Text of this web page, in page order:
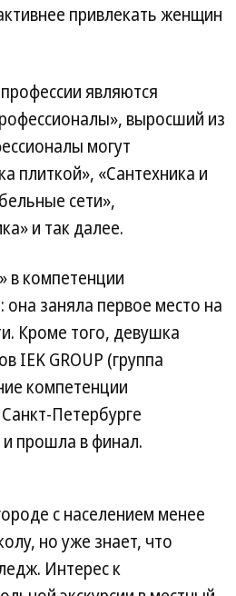
привлекать женщин
являются
выросший из
могут
плиткой», «Сантехника и
сети»,
и так далее.
в компетенции
заняла первое место на
Кроме того, девушка
IEK GROUP (группа
компетенции
Петербурге
и прошла в финал.
с населением менее
но уже знает, что
Интерес к